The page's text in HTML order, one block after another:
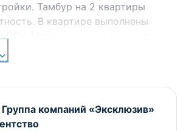
Тамбур на 2 квартиры
В квартире выполнены
ПВХ. Металлическая входная
расположение дома: в шаговой
№14, детские сады, магазины,
обмен нашей квартиры на
в центре города Полоцка
балкона обязательно).
Группа компаний «Эксклюзив»